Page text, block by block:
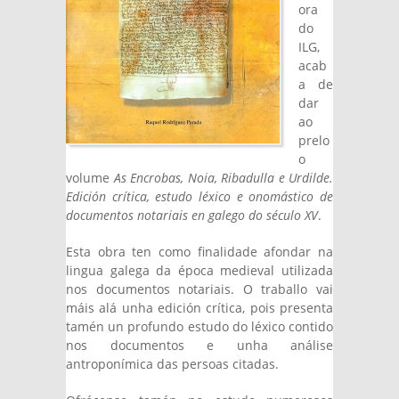
ora
do
ILG,
acab
a de
dar
ao
prelo
o
volumeAs Encrobas, Noia, Ribadulla e Urdilde.
Edición crítica, estudo léxico e onomástico de
documentos notariais en galego do século XV.
Esta obra ten como finalidade afondar na
lingua galega da época medieval utilizada
nos documentos notariais. O traballo vai
máis alá unha edición crítica, pois presenta
tamén un profundo estudo do léxico contido
nos documentos e unha análise
antroponímica das persoas citadas.